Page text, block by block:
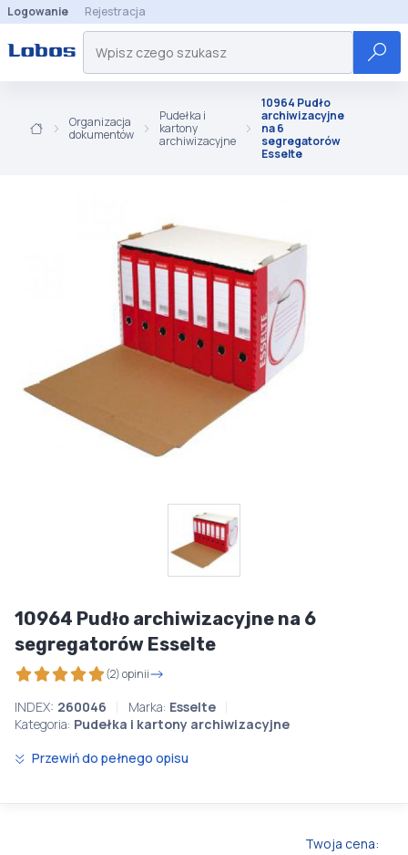
Logowanie Rejestracja
Organizacja
dokumentów
Pudełka i
kartony
archiwizacyjne
10964 Pudło
archiwizacyjne
na 6
segregatorów
Esselte
10964 Pudło archiwizacyjne na 6
segregatorów Esselte
(2) opinii
INDEX: 260046 Marka: Esselte
Kategoria: Pudełka i kartony archiwizacyjne
Przewiń do pełnego opisu
Twoja cena: